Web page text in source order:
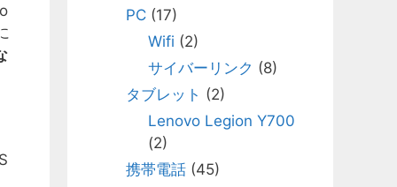
PC(17)
Wifi (2)
サイバーリンク (8)
タブレット (2)
Lenovo Legion Y700
(2)
携帯電話(45)